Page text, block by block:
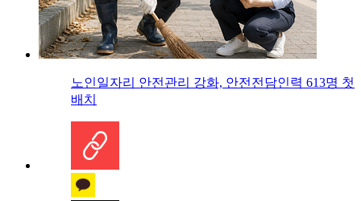
노인일자리 안전관리 강화, 안전전담인력 613명 첫
배치